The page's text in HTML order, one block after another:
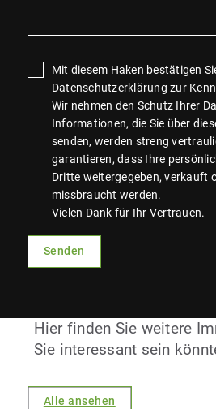
Mit diesem Haken bestätigen
Datenschutzerklärung zur
Wir nehmen den Schutz Ihrer
Informationen, die Sie über
senden, werden streng
garantieren, dass Ihre
Dritte weitergegeben, verkauft
missbraucht werden.
Vielen Dank für Ihr Vertrauen.
Senden
Hier finden Sie weitere
Sie interessant sein
Alle ansehen